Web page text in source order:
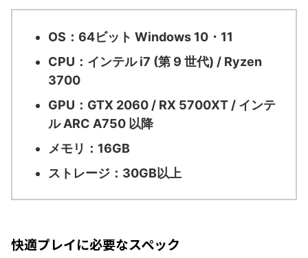
OS：64ビット Windows 10・11
CPU：インテル i7 (第 9 世代) / Ryzen
3700
GPU：GTX 2060 / RX 5700XT / インテ
ル ARC A750 以降
メモリ：16GB
ストレージ：30GB以上
快適プレイに必要なスペック